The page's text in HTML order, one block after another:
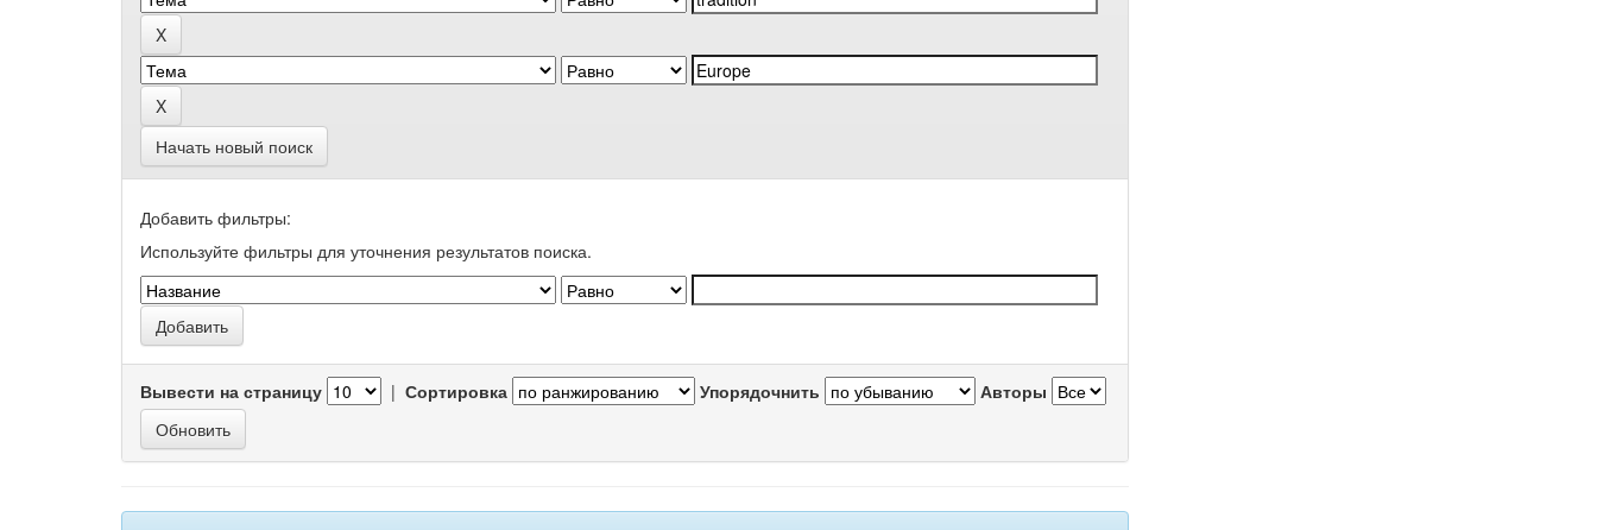
Начать новый поиск
Добавить фильтры:
Используйте фильтры для уточнения результатов поиска.
Вывести на страницу | Сортировка Упорядочнить Авторы